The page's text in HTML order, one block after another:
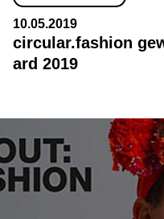
10.05.2019
circular.fashion
ard 2019